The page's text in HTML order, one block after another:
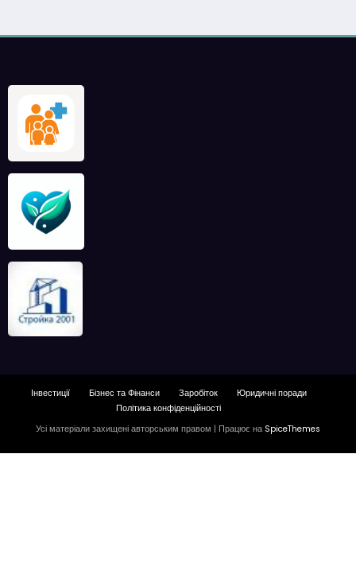
Інвестиції Бізнес та Фінанси Заробіток
Юридичні поради
Політика конфіденційності
Усі матеріали захищені авторським правом | Працює на SpiceThemes